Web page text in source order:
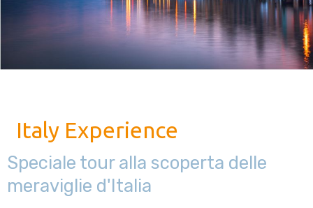
Italy Experience
Speciale tour alla scoperta delle
meraviglie d'Italia